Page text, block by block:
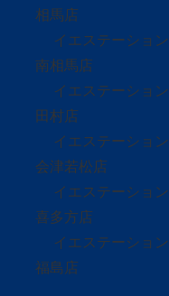
相馬店
イエステーション
南相馬店
イエステーション
田村店
イエステーション
会津若松店
イエステーション
喜多方店
イエステーション
福島店